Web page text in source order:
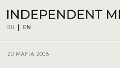
RU EN
23 МАРТА 2006